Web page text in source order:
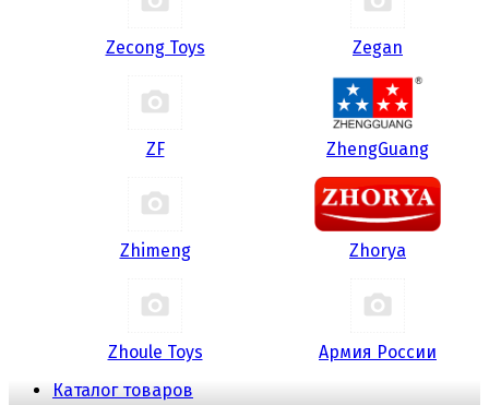
Zecong Toys Zegan
ZF ZhengGuang
Zhimeng Zhorya
Zhoule Toys
Армия России
Каталог товаров